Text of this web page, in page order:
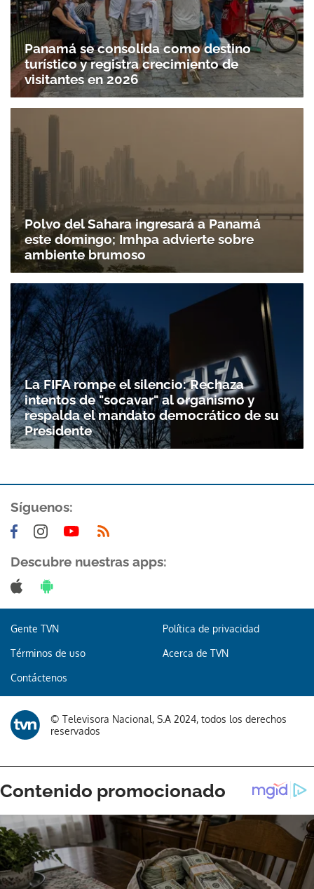
ACEPTAR
Panamá se consolida como destino
turístico y registra crecimiento de
visitantes en 2026
Polvo del Sahara ingresará a Panamá
este domingo; Imhpa advierte sobre
ambiente brumoso
La FIFA rompe el silencio: Rechaza
intentos de "socavar" al organismo y
respalda el mandato democrático de su
Presidente
Síguenos:
Descubre nuestras apps:
Gente TVN Política de privacidad
Términos de uso Acerca de TVN
Contáctenos
© Televisora Nacional, S.A 2024, todos los derechos
reservados